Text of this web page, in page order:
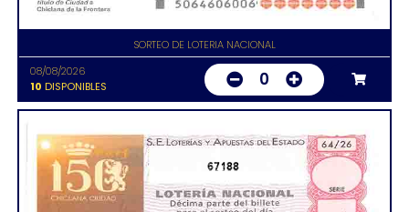
SORTEO DE LOTERIA NACIONAL
08/08/2026
10 DISPONIBLES 0
67188